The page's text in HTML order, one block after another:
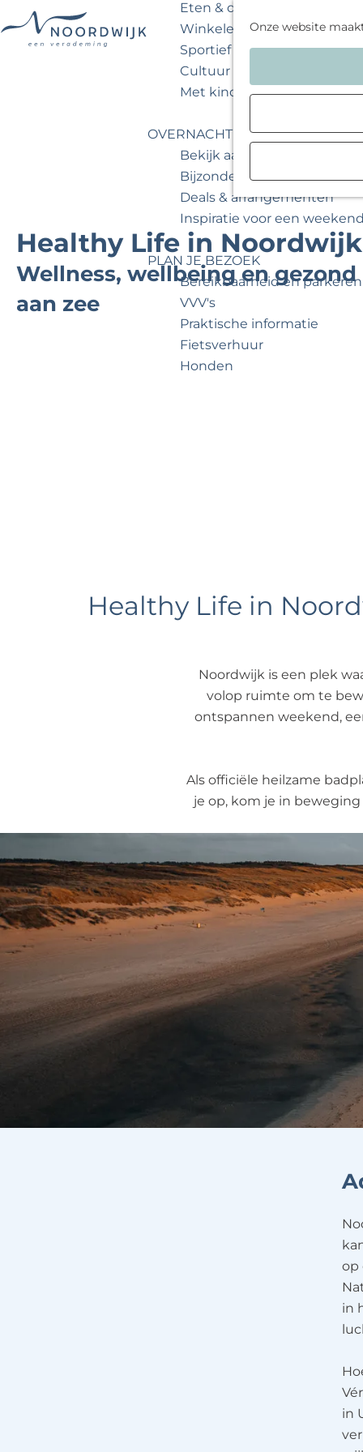
Onze website
Eten & drinken
Winkelen
Sportief & actief
Cultuur & musea
Met kinderen
OVERNACHTEN
Bekijk aanbod
Bijzonder overnachten
Deals & arrangementen
Inspiratie voor een
PLAN JE BEZOEK
Bereikbaarheid en parkeren
VVV's
Praktische informatie
Fietsverhuur
Honden
Healthy Life in Noordwijk
Wellness, wellbeing en gezond
aan zee
Healthy Life in
Noordwijk is een plek
volop ruimte om te
ontspannen weekend,
Als officiële heilzame
je op, kom je in
op
in
in